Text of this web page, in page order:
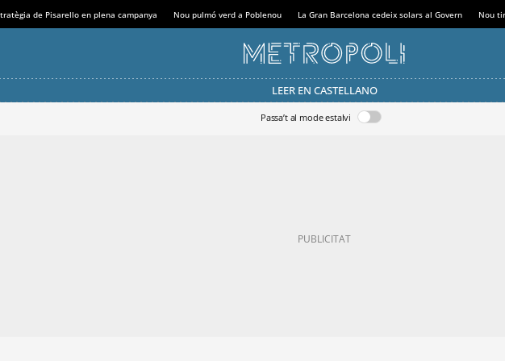
de Pisarello en plena campanya Nou pulmó verd a Poblenou La Gran Barcelona cedeix solars al Govern Nou
LEER EN CASTELLANO
Passa’t al mode estalvi